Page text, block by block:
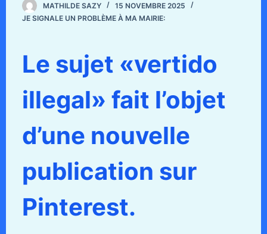
MATHILDE SAZY
15 NOVEMBRE 2025
JE SIGNALE UN PROBLÈME À MA MAIRIE:
Le sujet «vertido
illegal» fait l’objet
d’une nouvelle
publication sur
Pinterest.